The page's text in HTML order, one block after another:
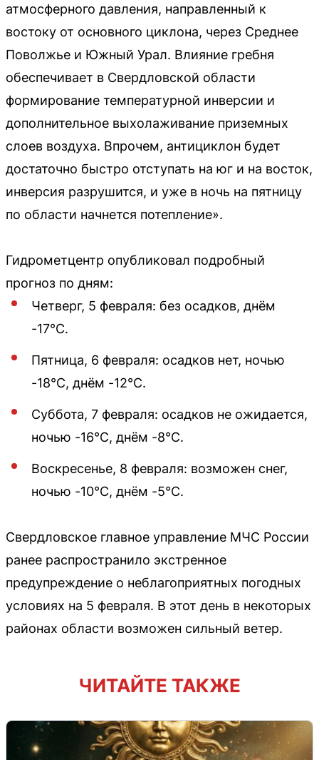
атмосферного давления, направленный к
востоку от основного циклона, через Среднее
Поволжье и Южный Урал. Влияние гребня
обеспечивает в Свердловской области
формирование температурной инверсии и
дополнительное выхолаживание приземных
слоев воздуха. Впрочем, антициклон будет
достаточно быстро отступать на юг и на восток,
инверсия разрушится, и уже в ночь на пятницу
по области начнется потепление».
Гидрометцентр опубликовал подробный
прогноз по дням:
Четверг, 5 февраля: без осадков, днём
-17°C.
Пятница, 6 февраля: осадков нет, ночью
-18°C, днём -12°C.
Суббота, 7 февраля: осадков не ожидается,
ночью -16°C, днём -8°C.
Воскресенье, 8 февраля: возможен снег,
ночью -10°C, днём -5°C.
Свердловское главное управление МЧС России
ранее распространило экстренное
предупреждение о неблагоприятных погодных
условиях на 5 февраля. В этот день в некоторых
районах области возможен сильный ветер.
ЧИТАЙТЕ ТАКЖЕ